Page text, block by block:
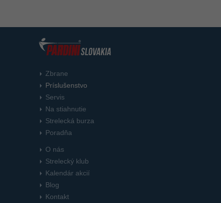
Zbrane
Príslušenstvo
Servis
Na stiahnutie
Strelecká burza
Poradňa
O nás
Strelecký klub
Kalendár akcií
Blog
Kontakt